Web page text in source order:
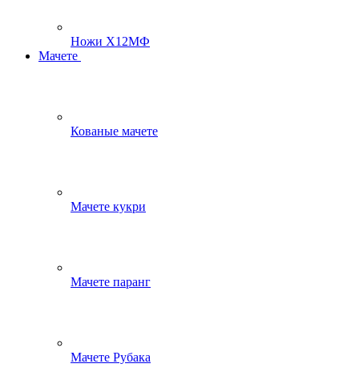
Ножи Х12МФ
Мачете
Кованые мачете
Мачете кукри
Мачете паранг
Мачете Рубака